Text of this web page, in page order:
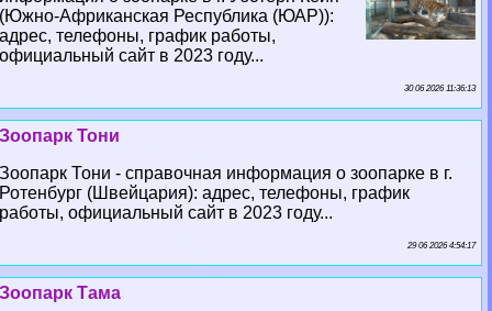
(Южно-Африканская Республика (ЮАР)):
адрес, телефоны, график работы,
официальный сайт в 2023 году...
30 06 2026 11:36:13
Зоопарк Тони
Зоопарк Тони - справочная информация о зоопарке в г.
Ротенбург (Швейцария): адрес, телефоны, график
работы, официальный сайт в 2023 году...
29 06 2026 4:54:17
Зоопарк Тама